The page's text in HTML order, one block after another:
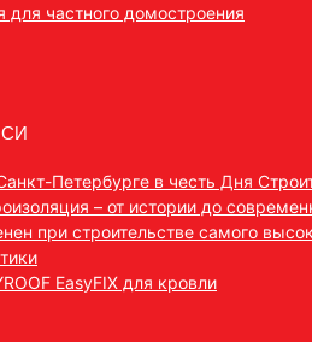
для частного домостроения
Петербурге в честь Дня
– от истории до
при строительстве самого
EasyFIX для кровли